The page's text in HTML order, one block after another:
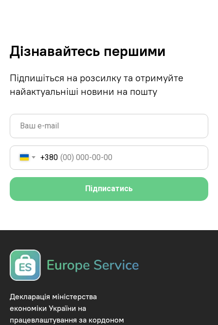
Дізнавайтесь першими
Підпишіться на розсилку та отримуйте
найактуальніші новини на пошту
+380
Підписатись
Декларація міністерства
економіки України на
працевлаштування за кордоном